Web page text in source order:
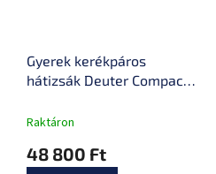
Gyerek kerékpáros
hátizsák Deuter Compact
Raktáron
48 800 Ft